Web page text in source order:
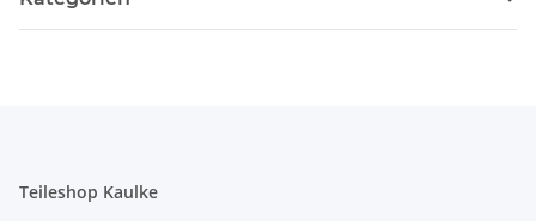
Teileshop Kaulke